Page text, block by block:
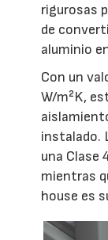
rigurosas
de
aluminio
Con un
W/m²K,
instalado.
una Clase
mientras
house es